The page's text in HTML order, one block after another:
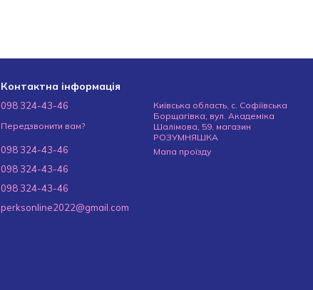
Контактна інформація
098 324-43-46
Передзвонити вам?
098 324-43-46
098 324-43-46
098 324-43-46
perksonline2022@gmail.com
Київська область, с. Софіївська
Борщагівка, вул. Академіка
Шалімова, 59, магазин
РОЗУМНЯШКА
Мапа проїзду